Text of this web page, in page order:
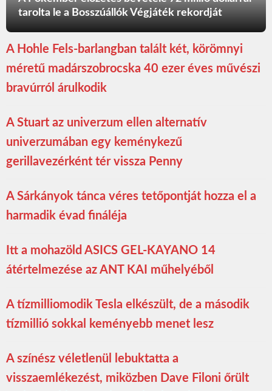
tarolta le a Bosszúállók Végjáték rekordját
A Hohle Fels-barlangban talált két, körömnyi
méretű madárszobrocska 40 ezer éves művészi
bravúrról árulkodik
A Stuart az univerzum ellen alternatív
univerzumában egy keménykezű
gerillavezérként tér vissza Penny
A Sárkányok tánca véres tetőpontját hozza el a
harmadik évad fináléja
Itt a mohazöld ASICS GEL-KAYANO 14
átértelmezése az ANT KAI műhelyéből
A tízmilliomodik Tesla elkészült, de a második
tízmillió sokkal keményebb menet lesz
A színész véletlenül lebuktatta a
visszaemlékezést, miközben Dave Filoni őrült